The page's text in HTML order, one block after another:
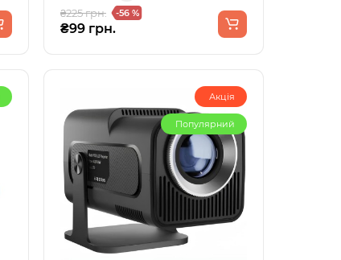
₴225 грн. -56 %
₴99 грн.
Акція
Популярний